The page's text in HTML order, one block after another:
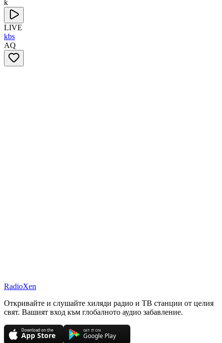
k
LIVE
kbs
AQ
RadioXen
Откривайте и слушайте хиляди радио и ТВ станции от целия
свят. Вашият вход към глобалното аудио забавление.